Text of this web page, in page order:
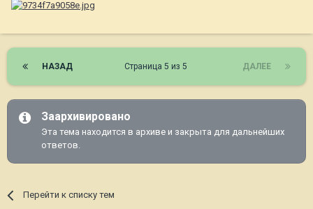
НАЗАД ДАЛЕЕ
Страница 5 из 5
Заархивировано
Эта тема находится в архиве и закрыта для дальнейших
ответов.
Перейти к списку тем